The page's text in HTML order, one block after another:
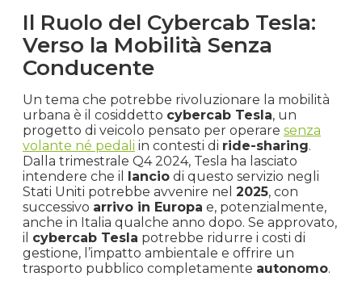
Il Ruolo del Cybercab Tesla:
Verso la Mobilità Senza
Conducente
Un tema che potrebbe rivoluzionare la mobilità
urbana è il cosiddetto cybercab Tesla, un
progetto di veicolo pensato per operare senza
volante né pedali in contesti di ride-sharing.
Dalla trimestrale Q4 2024, Tesla ha lasciato
intendere che il lancio di questo servizio negli
Stati Uniti potrebbe avvenire nel 2025, con
successivo arrivo in Europa e, potenzialmente,
anche in Italia qualche anno dopo. Se approvato,
il cybercab Tesla potrebbe ridurre i costi di
gestione, l’impatto ambientale e offrire un
trasporto pubblico completamente autonomo.